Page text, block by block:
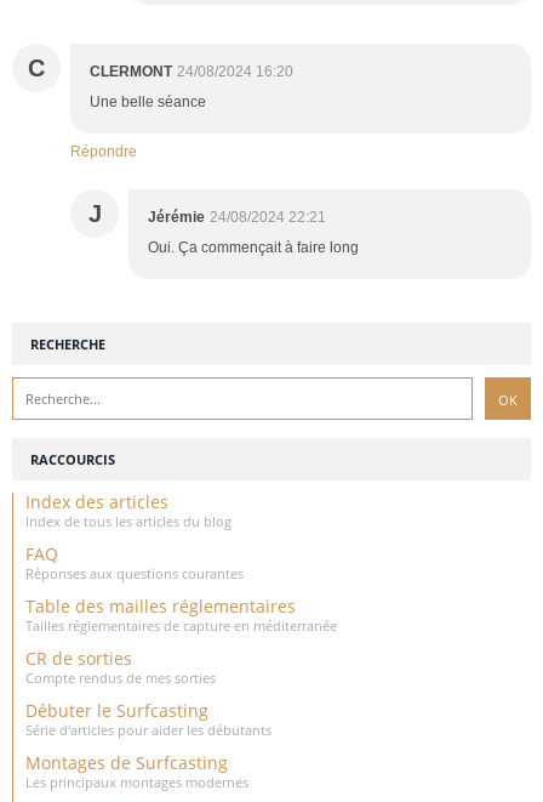
C CLERMONT 24/08/2024 16:20
Une belle séance
Répondre
J Jérémie 24/08/2024 22:21
Oui. Ça commençait à faire long
RECHERCHE
RACCOURCIS
Index des articles
Index de tous les articles du blog
FAQ
Réponses aux questions courantes
Table des mailles réglementaires
Tailles réglementaires de capture en méditerranée
CR de sorties
Compte rendus de mes sorties
Débuter le Surfcasting
Série d'articles pour aider les débutants
Montages de Surfcasting
Les principaux montages modernes